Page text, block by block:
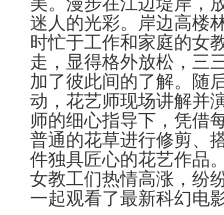
迷人的光彩。岸边高楼
时忙于工作和家庭的女
走，显得格外放松，三
加了彼此间的了解。随
动，花艺师现场讲解并
师的细心指导下，凭借
普通的花草进行修剪、
件独具匠心的花艺作品
女教工们热情高涨，纷
一起观看了最新科幻电